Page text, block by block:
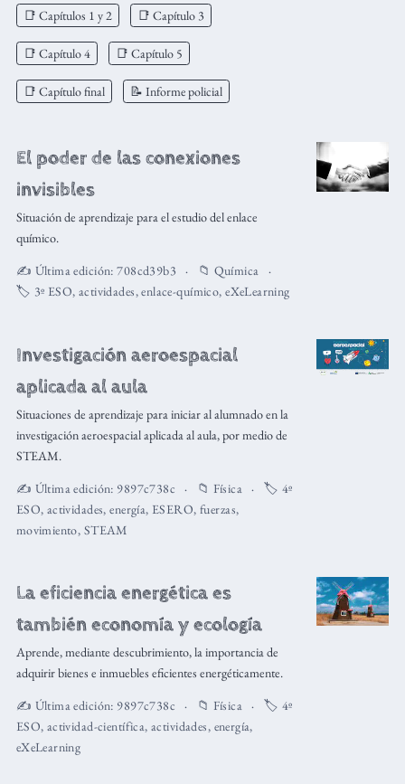
📑 Capítulos 1 y 2 📑 Capítulo 3
📑 Capítulo 4 📑 Capítulo 5
📑 Capítulo final 📝 Informe policial
El poder de las conexiones
invisibles
Situación de aprendizaje para el estudio del enlace
químico.
✍️ Última edición:708cd39b3 📁 Química
🏷️ 3º ESO, actividades,enlace-químico,eXeLearning
Investigación aeroespacial
aplicada al aula
Situaciones de aprendizaje para iniciar al alumnado en la
investigación aeroespacial aplicada al aula, por medio de
STEAM.
✍️ Última edición: 9897c738c 📁 Física 🏷️ 4º
ESO, actividades,energía, ESERO,fuerzas,
movimiento, STEAM
La eficiencia energética es
también economía y ecología
Aprende, mediante descubrimiento, la importancia de
adquirir bienes e inmuebles eficientes energéticamente.
✍️ Última edición: 9897c738c 📁 Física 🏷️ 4º
ESO, actividad-científica,actividades, energía,
eXeLearning